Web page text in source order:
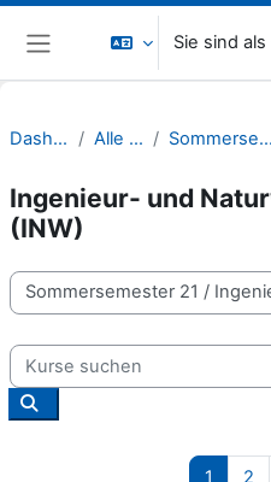
Zum Hauptinhalt
Website-Übersicht
Sie sind
Dashboard Alle Kurse Sommersemester 21
Ingenieur- und
(INW)
Kursbereiche
Kurse suchen
Kurse suchen
1 Seite 1
2